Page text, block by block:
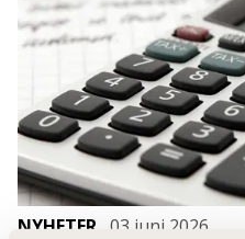
NYHETER 03 juni 2026